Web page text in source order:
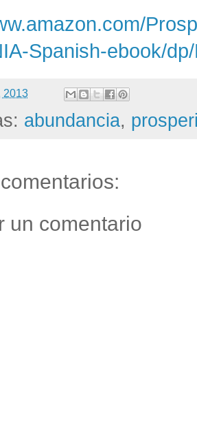
Spanish-ebook/
2013
abundancia,
un comentario